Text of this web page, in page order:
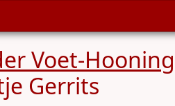
Voet-Hooning
Gerrits